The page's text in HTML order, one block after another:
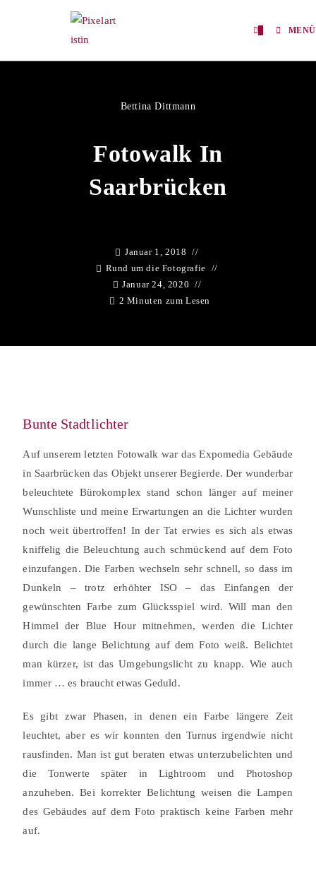
MENÜ
Bettina Dittmann
Fotowalk In
Saarbrücken
Januar 1, 2018
Rund um die Fotografie
Januar 24, 2020
2 Minuten zum Lesen
Bunte Stadtlichter
Auf unserem letzten Fotowalk war das Expomedia Gebäude
in Saarbrücken das Objekt unserer Begierde. Der wunderbar
beleuchtete Bürokomplex stand schon länger auf meiner
Wunschliste und meine Erwartungen an die Lichter wurden
noch weit übertroffen! In der Tat erwies es sich als etwas
kniffelig die Beleuchtung auch schmückend auf dem Foto
einzufangen. Die Farben wechseln sehr schnell, so dass im
Dunkeln – trotz erhöhter ISO – das Einfangen der
gewünschten Farbe zum Glücksspiel wird. Will man den
Himmel der Blue Hour mitnehmen, werden die Lichter
durch die lange Belichtung auf dem Foto weiß. Belichtet
man kürzer, ist das Umgebungslicht zu knapp. Wie auch
immer … es braucht etwas Geduld.
Es gibt zwar Phasen, in denen ein Farbe längere Zeit
leuchtet, aber es wir konnten den Turnus irgendwie nicht
rausfinden. Man ist gut beraten etwas unterzubelichten und
die Tonwerte später in Lightroom und Photoshop
anzuheben. Bei korrekter Belichtung weisen die Lampen
des Gebäudes auf dem Foto praktisch keine Farben mehr
auf.